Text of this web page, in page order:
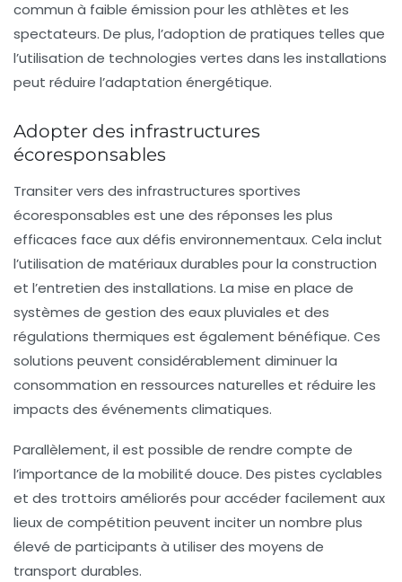
commun à faible émission pour les athlètes et les
spectateurs. De plus, l’adoption de pratiques telles que
l’utilisation de technologies vertes dans les installations
peut réduire l’adaptation énergétique.
Adopter des infrastructures
écoresponsables
Transiter vers des infrastructures sportives
écoresponsables est une des réponses les plus
efficaces face aux défis environnementaux. Cela inclut
l’utilisation de matériaux durables pour la construction
et l’entretien des installations. La mise en place de
systèmes de gestion des eaux pluviales et des
régulations thermiques est également bénéfique. Ces
solutions peuvent considérablement diminuer la
consommation en ressources naturelles et réduire les
impacts des événements climatiques.
Parallèlement, il est possible de rendre compte de
l’importance de la mobilité douce. Des pistes cyclables
et des trottoirs améliorés pour accéder facilement aux
lieux de compétition peuvent inciter un nombre plus
élevé de participants à utiliser des moyens de
transport durables.